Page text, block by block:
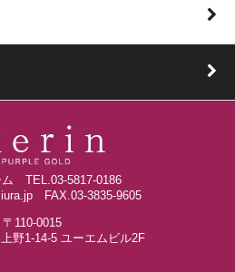
ム TEL.03-5817-0186
FAX.03-3835-9605
〒110-0015
野1-14-5 ユーエムビル2F